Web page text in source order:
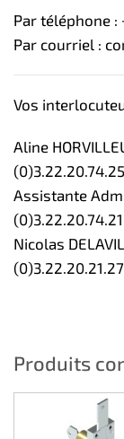
Par téléphone :
Par courriel :
Vos
Aline
(0)3.22.20.74.25
Assistante
(0)3.22.20.74.21
Nicolas
(0)3.22.20.21.27
Produits